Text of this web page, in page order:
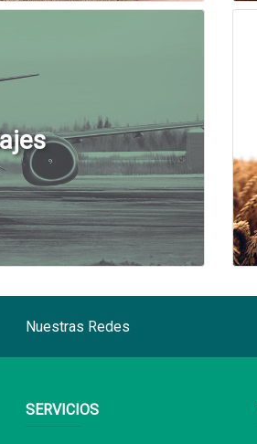
Nuestras Redes
SERVICIOS